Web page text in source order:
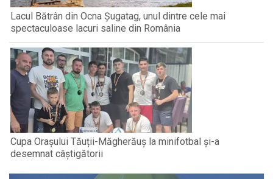
Lacul Bătrân din Ocna Șugatag, unul dintre cele mai
spectaculoase lacuri saline din România
Cupa Orașului Tăuții-Măgherăuș la minifotbal și-a
desemnat câștigătorii